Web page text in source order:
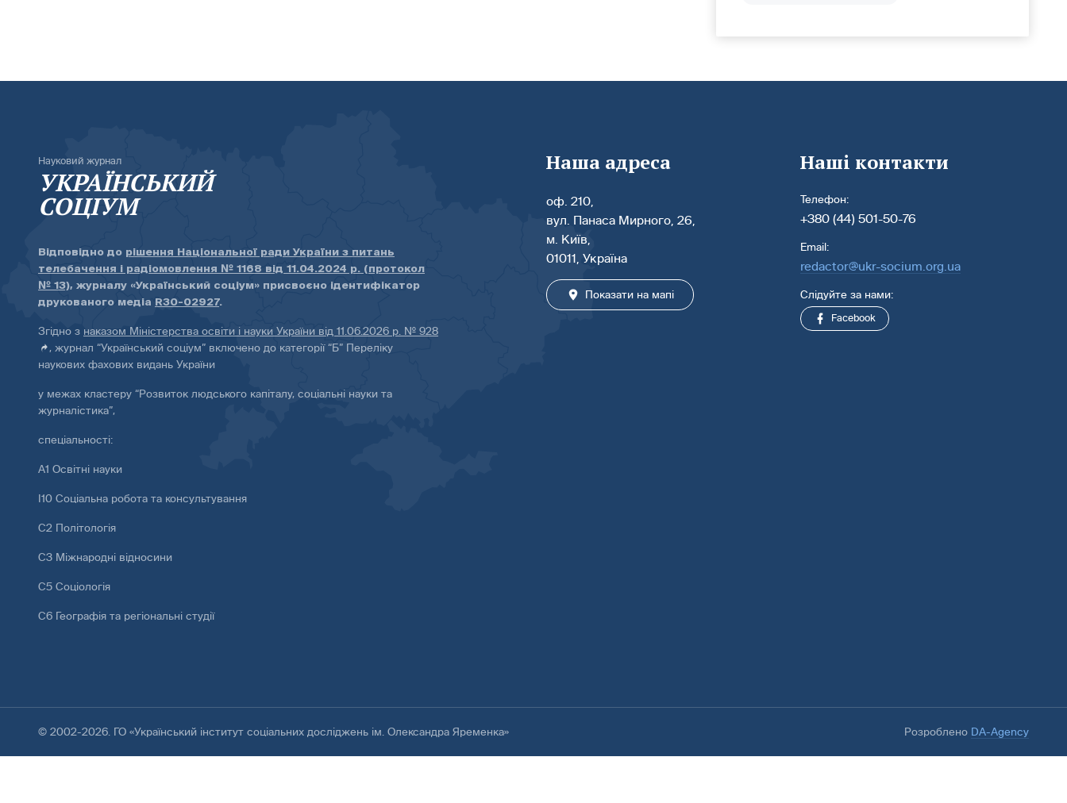
Науковий журнал
УКРАЇНСЬКИЙ
СОЦІУМ
Відповідно до рішення Національної ради України з питань
телебачення і радіомовлення № 1168 від 11.04.2024 р. (протокол
№ 13), журналу «Український соціум» присвоєно ідентифікатор
друкованого медіа R30-02927.
Згідно з наказом Міністерства освіти і науки України від 11.06.2026 р. № 928
, журнал “Український соціум” включено до категорії “Б” Переліку
наукових фахових видань України
у межах кластеру “Розвиток людського капіталу, соціальні науки та
журналістика”,
спеціальності:
А1 Освітні науки
І10 Соціальна робота та консультування
С2 Політологія
С3 Міжнародні відносини
С5 Соціологія
С6 Географія та регіональні студії
Наша адреса
оф. 210,
вул. Панаса Мирного, 26,
м. Київ,
01011, Україна
Показати на мапі
Наші контакти
Телефон:
+380 (44) 501-50-76
Email:
redactor@ukr-socium.org.ua
Слідуйте за нами:
Facebook
© 2002-2026. ГО «Український інститут соціальних досліджень ім. Олександра Яременка» Розроблено DA-Agency